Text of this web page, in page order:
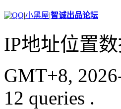
|小黑屋|智诚出品论坛
IP地址位置
GMT+8,
12 queries .